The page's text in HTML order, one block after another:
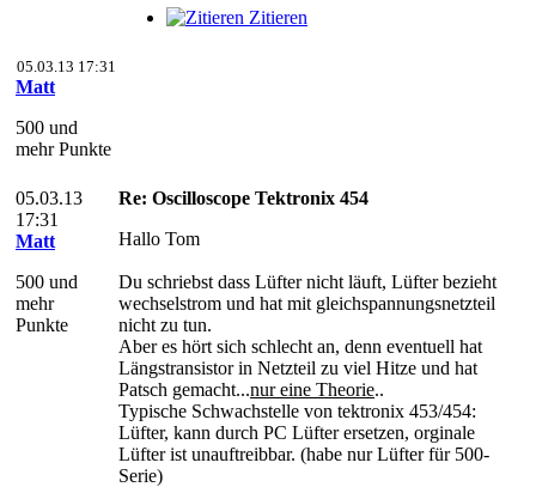
Zitieren
05.03.13 17:31
Matt
500 und
mehr Punkte
05.03.13
17:31
Matt
500 und
mehr
Punkte
Re: Oscilloscope Tektronix 454
Hallo Tom
Du schriebst dass Lüfter nicht läuft, Lüfter bezieht
wechselstrom und hat mit gleichspannungsnetzteil
nicht zu tun.
Aber es hört sich schlecht an, denn eventuell hat
Längstransistor in Netzteil zu viel Hitze und hat
Patsch gemacht...nur eine Theorie..
Typische Schwachstelle von tektronix 453/454:
Lüfter, kann durch PC Lüfter ersetzen, orginale
Lüfter ist unauftreibbar. (habe nur Lüfter für 500-
Serie)